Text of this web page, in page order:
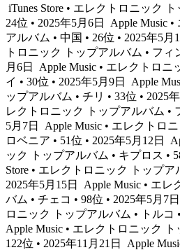
iTunes Store • エレクトロニック
24位 • 2025年5月6日
Apple Music
アルバム • 中国 • 26位 • 2025年5月
トロニック トップアルバム • フィ
月6日
Apple Music • エレクトロニ
イ • 30位 • 2025年5月9日
Apple
ップアルバム • チリ • 33位 • 2025
レクトロニック トップアルバム •
5月7日
Apple Music • エレクトロ
ロベニア • 51位 • 2025年5月12日
ック トップアルバム • キプロス •
Store • エレクトロニック トップア
2025年5月15日
Apple Music • エ
バム • チェコ • 98位 • 2025年5月7日
ロニック トップアルバム • トルコ
Apple Music • エレクトロニック
122位 • 2025年11月21日
Apple